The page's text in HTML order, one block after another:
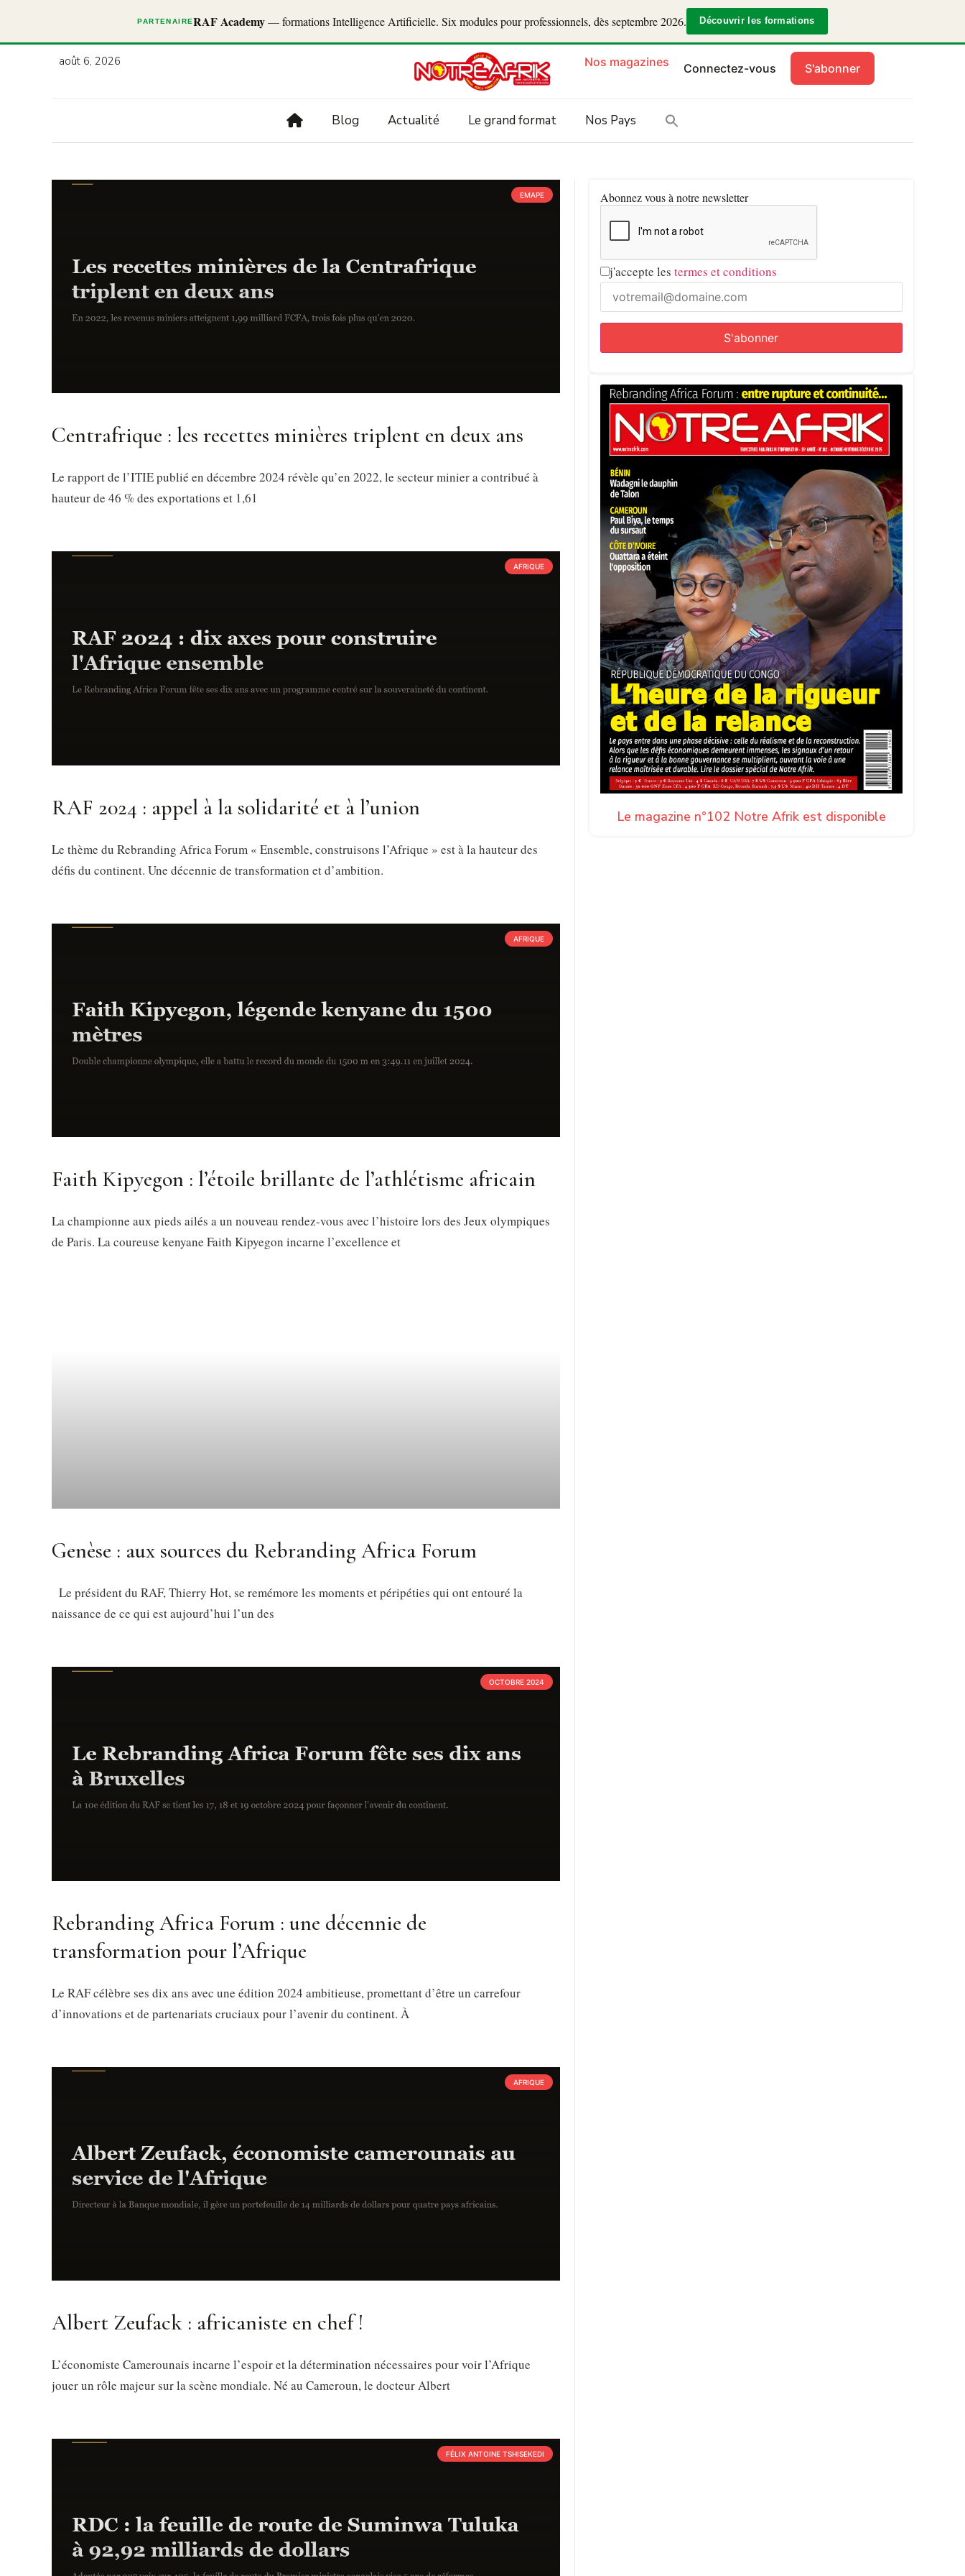
PARTENAIRERAF Academy— formations Intelligence Artificielle. Six modules pour professionnels, dès septembre 2026. Découvrir les formations
août 6, 2026 Nos magazines Connectez-vous S'abonner
Blog Actualité Le grand format Nos Pays
EMAPE
Centrafrique : les recettes minières triplent en deux ans
Le rapport de l’ITIE publié en décembre 2024 révèle qu’en 2022, le secteur minier a contribué à
hauteur de 46 % des exportations et 1,61
AFRIQUE
RAF 2024 : appel à la solidarité et à l’union
Le thème du Rebranding Africa Forum « Ensemble, construisons l’Afrique » est à la hauteur des
défis du continent. Une décennie de transformation et d’ambition.
AFRIQUE
Faith Kipyegon : l’étoile brillante de l’athlétisme africain
La championne aux pieds ailés a un nouveau rendez-vous avec l’histoire lors des Jeux olympiques
de Paris. La coureuse kenyane Faith Kipyegon incarne l’excellence et
Genèse : aux sources du Rebranding Africa Forum
Le président du RAF, Thierry Hot, se remémore les moments et péripéties qui ont entouré la
naissance de ce qui est aujourd’hui l’un des
OCTOBRE 2024
Rebranding Africa Forum : une décennie de
transformation pour l’Afrique
Le RAF célèbre ses dix ans avec une édition 2024 ambitieuse, promettant d’être un carrefour
d’innovations et de partenariats cruciaux pour l’avenir du continent. À
AFRIQUE
Albert Zeufack : africaniste en chef !
L’économiste Camerounais incarne l’espoir et la détermination nécessaires pour voir l’Afrique
jouer un rôle majeur sur la scène mondiale. Né au Cameroun, le docteur Albert
FÉLIX ANTOINE TSHISEKEDI
Abonnez vous à notre newsletter
j'accepte les termes et conditions
Le magazine n°102 Notre Afrik est disponible